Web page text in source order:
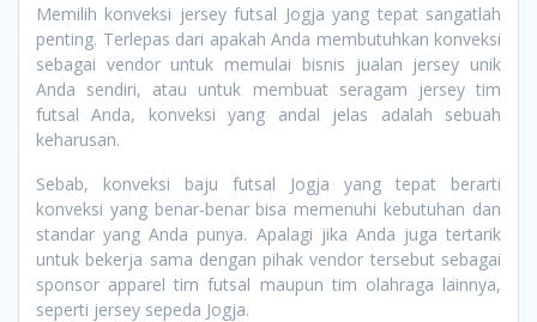
Memilih konveksi jersey futsal Jogja yang tepat sangatlah
penting. Terlepas dari apakah Anda membutuhkan konveksi
sebagai vendor untuk memulai bisnis jualan jersey unik
Anda sendiri, atau untuk membuat seragam jersey tim
futsal Anda, konveksi yang andal jelas adalah sebuah
keharusan.
Sebab, konveksi baju futsal Jogja yang tepat berarti
konveksi yang benar-benar bisa memenuhi kebutuhan dan
standar yang Anda punya. Apalagi jika Anda juga tertarik
untuk bekerja sama dengan pihak vendor tersebut sebagai
sponsor apparel tim futsal maupun tim olahraga lainnya,
seperti jersey sepeda Jogja.